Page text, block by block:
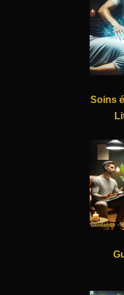
Soins